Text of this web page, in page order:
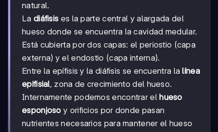
natural.
La diáfisis es la parte central y alargada del
hueso donde se encuentra la cavidad medular.
Está cubierta por dos capas: el periostio (capa
externa) y el endostio (capa interna).
Entre la epífisis y la diáfisis se encuentra lalínea
epifisial, zona de crecimiento del hueso.
Internamente podemos encontrar el hueso
esponjoso y orificios por donde pasan
nutrientes necesarios para mantener el hueso